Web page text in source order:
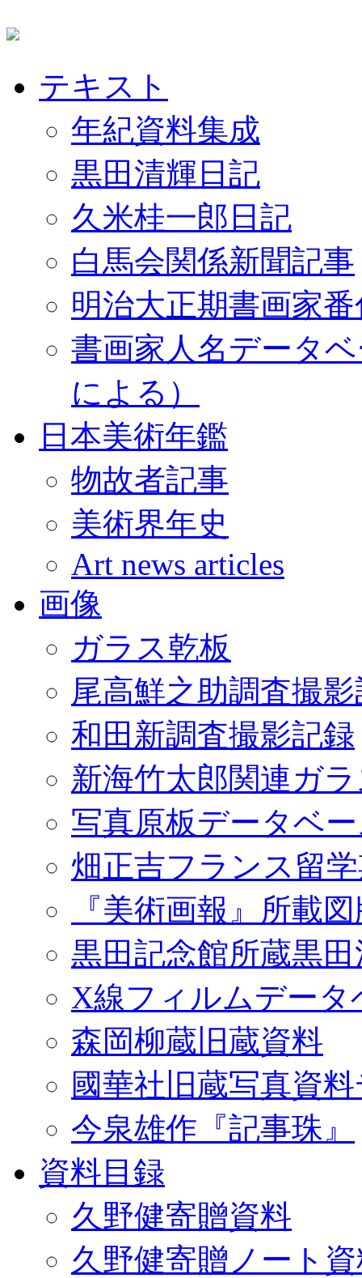
テキスト
年紀資料集成
黒田清輝日記
久米桂一郎日記
白馬会関係新聞記事
明治大正期書画家
書画家人名データ
による）
日本美術年鑑
物故者記事
美術界年史
Art news articles
画像
ガラス乾板
尾高鮮之助調査撮
和田新調査撮影記録
新海竹太郎関連ガ
写真原板データベ
畑正吉フランス留
『美術画報』所載
黒田記念館所蔵黒
X線フィルムデータ
森岡柳蔵旧蔵資料
國華社旧蔵写真資
今泉雄作『記事珠』
資料目録
久野健寄贈資料
久野健寄贈ノート